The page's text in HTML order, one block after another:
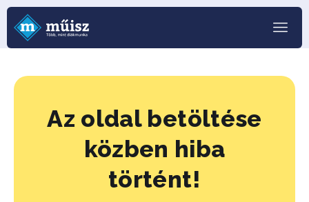
Az oldal betöltése
közben hiba
történt!